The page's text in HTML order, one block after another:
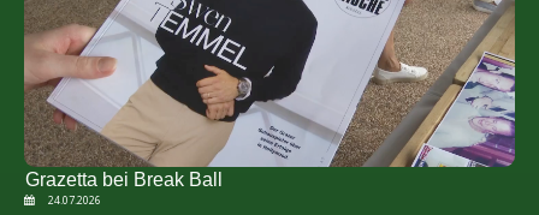
Grazetta bei Break Ball
24.07.2026